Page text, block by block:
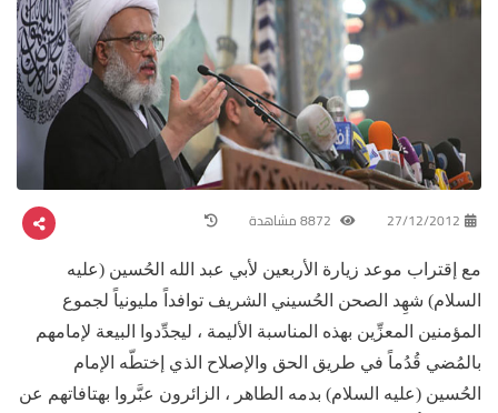
27/12/2012
مع إقتراب موعد زيارة الأربعين لأبي عبد الله الحُسين (عليه
السلام) شهِد الصحن الحُسيني الشريف توافداً مليونياً لجموع
المؤمنين المعزِّين بهذه المناسبة الأليمة ، ليجدِّدوا البيعة لإمامهم
بالمُضي قُدُماً في طريق الحق والإصلاح الذي إختطّه الإمام
الحُسين (عليه السلام) بدمه الطاهر ، الزائرون عبَّروا بهتافاتهم عن